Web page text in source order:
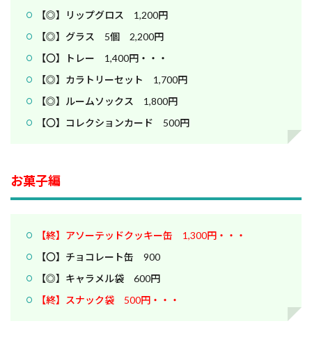
【◎】リップグロス 1,200円
【◎】グラス 5個 2,200円
【〇】トレー 1,400円・・・
【◎】カラトリーセット 1,700円
【◎】ルームソックス 1,800円
【〇】コレクションカード 500円
お菓子編
【終】アソーテッドクッキー缶 1,300円・・・
【〇】チョコレート缶 900
【◎】キャラメル袋 600円
【終】スナック袋 500円・・・